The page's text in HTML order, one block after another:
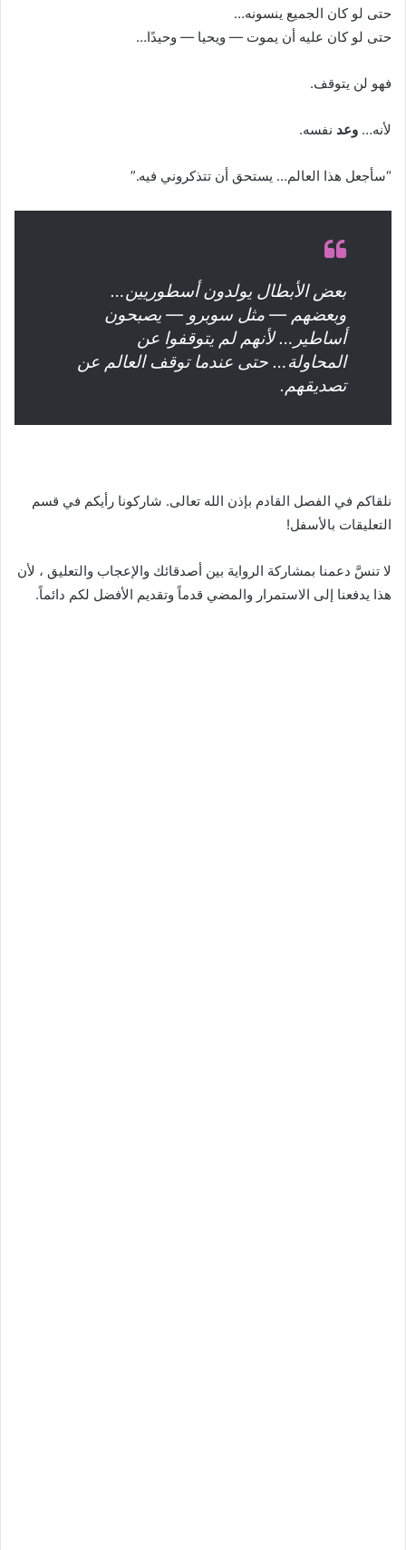
حتى لو كان الجميع ينسونه…
حتى لو كان عليه أن يموت — ويحيا — وحيدًا…
فهو لن يتوقف.
لأنه… وعد نفسه.
“سأجعل هذا العالم… يستحق أن تتذكروني فيه.”
بعض الأبطال يولدون أسطوريين…
وبعضهم — مثل سوبرو — يصبحون
أساطير… لأنهم لم يتوقفوا عن
المحاولة… حتى عندما توقف العالم عن
تصديقهم.
نلقاكم في الفصل القادم بإذن الله تعالى. شاركونا رأيكم في قسم
التعليقات بالأسفل!
لا تنسَّ دعمنا بمشاركة الرواية بين أصدقائك والإعجاب والتعليق ، لأن
هذا يدفعنا إلى الاستمرار والمضي قدماً وتقديم الأفضل لكم دائماً.